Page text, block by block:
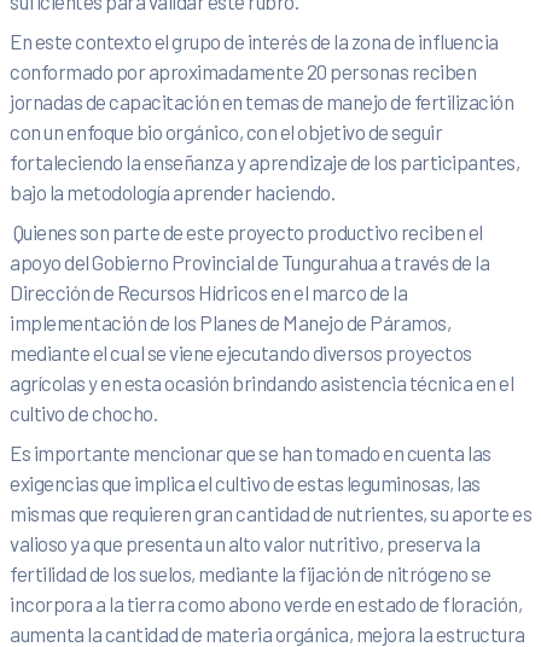
En este contexto el grupo de interés de la zona de influencia
conformado por aproximadamente 20 personas reciben
jornadas de capacitación en temas de manejo de fertilización
con un enfoque bio orgánico, con el objetivo de seguir
fortaleciendo la enseñanza y aprendizaje de los participantes,
bajo la metodología aprender haciendo.
Quienes son parte de este proyecto productivo reciben el
apoyo del Gobierno Provincial de Tungurahua a través de la
Dirección de Recursos Hídricos en el marco de la
implementación de los Planes de Manejo de Páramos,
mediante el cual se viene ejecutando diversos proyectos
agrícolas y en esta ocasión brindando asistencia técnica en el
cultivo de chocho.
Es importante mencionar que se han tomado en cuenta las
exigencias que implica el cultivo de estas leguminosas, las
mismas que requieren gran cantidad de nutrientes, su aporte es
valioso ya que presenta un alto valor nutritivo, preserva la
fertilidad de los suelos, mediante la fijación de nitrógeno se
incorpora a la tierra como abono verde en estado de floración,
aumenta la cantidad de materia orgánica, mejora la estructura